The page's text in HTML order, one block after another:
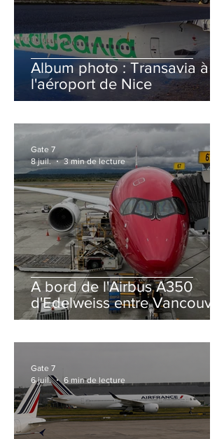
Album photo : Transavia à
l'aéroport de Nice
A bord de l'Airbus A350
d'Edelweiss entre Vancouver
et Zurich
Gate 7
8 juil.
3 min de lecture
Gate 7
6 juil.
6 min de lecture